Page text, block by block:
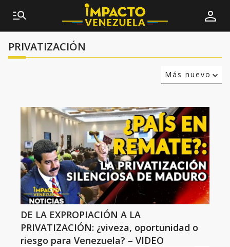
PRIVATIZACIÓN
Más nuevo
DE LA EXPROPIACIÓN A LA
PRIVATIZACIÓN: ¿viveza, oportunidad o
riesgo para Venezuela? – VIDEO